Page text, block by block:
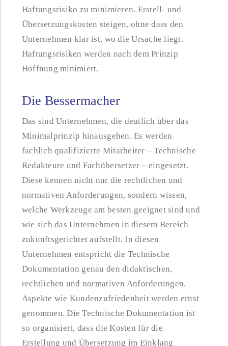
Haftungsrisiko zu minimieren. Erstell- und
Übersetzungskosten steigen, ohne dass den
Unternehmen klar ist, wo die Ursache liegt.
Haftungsrisiken werden nach dem Prinzip
Hoffnung minimiert.
Die Bessermacher
Das sind Unternehmen, die deutlich über das
Minimalprinzip hinausgehen. Es werden
fachlich qualifizierte Mitarbeiter – Technische
Redakteure und Fachübersetzer – eingesetzt.
Diese kennen nicht nur die rechtlichen und
normativen Anforderungen, sondern wissen,
welche Werkzeuge am besten geeignet sind und
wie sich das Unternehmen in diesem Bereich
zukunftsgerichtet aufstellt. In diesen
Unternehmen entspricht die Technische
Dokumentation genau den didaktischen,
rechtlichen und normativen Anforderungen.
Aspekte wie Kundenzufriedenheit werden ernst
genommen. Die Technische Dokumentation ist
so organisiert, dass die Kosten für die
Erstellung und Übersetzung im Einklang